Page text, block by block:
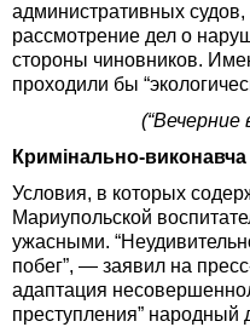
административных
рассмотрение дел о
стороны чиновников.
проходили бы
(“Вечерние
Кримінально-
Условия, в которых
Мариупольской
ужасными.
побег”, — заявил на
адаптация
преступления” народный